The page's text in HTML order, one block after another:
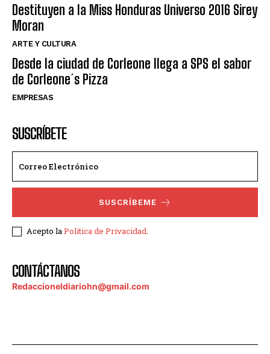
Destituyen a la Miss Honduras Universo 2016 Sirey
Moran
ARTE Y CULTURA
Desde la ciudad de Corleone llega a SPS el sabor
de Corleone´s Pizza
EMPRESAS
SUSCRÍBETE
SUSCRÍBEME
Acepto la Política de Privacidad
CONTÁCTANOS
Redaccioneldiariohn@gmail.com